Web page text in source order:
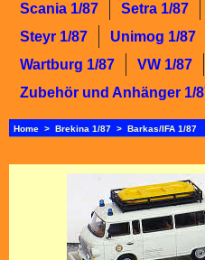
Scania 1/87
Setra 1/87
Steyr 1/87
Unimog 1/87
Wartburg 1/87
VW 1/87
Zubehör und Anhänger 1/
Home > Brekina 1/87 > Barkas/IFA 1/87